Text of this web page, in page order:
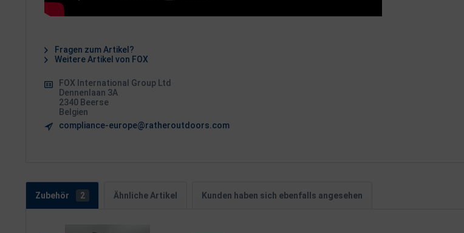
Fragen zum Artikel?
Weitere Artikel von FOX
FOX International Group Ltd
Dennenlaan 3A
2340 Beerse
Belgien
compliance-europe@ratheroutdoors.com
Zubehör 2 Ähnliche Artikel Kunden haben sich ebenfalls angesehen